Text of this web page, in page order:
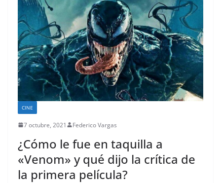
CINE
7 octubre, 2021 Federico Vargas
¿Cómo le fue en taquilla a
«Venom» y qué dijo la crítica de
la primera película?